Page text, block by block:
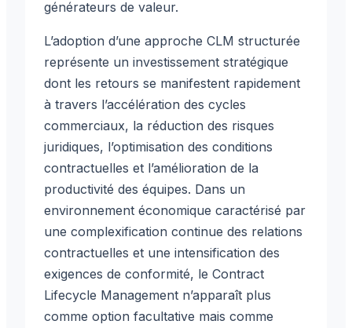
générateurs de valeur.
L’adoption d’une approche CLM structurée
représente un investissement stratégique
dont les retours se manifestent rapidement
à travers l’accélération des cycles
commerciaux, la réduction des risques
juridiques, l’optimisation des conditions
contractuelles et l’amélioration de la
productivité des équipes. Dans un
environnement économique caractérisé par
une complexification continue des relations
contractuelles et une intensification des
exigences de conformité, le Contract
Lifecycle Management n’apparaît plus
comme option facultative mais comme